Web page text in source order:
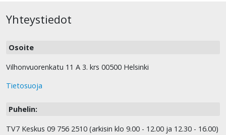
Yhteystiedot
Osoite
Vilhonvuorenkatu 11 A 3. krs 00500 Helsinki
Tietosuoja
Puhelin:
TV7 Keskus 09 756 2510 (arkisin klo 9.00 - 12.00 ja 12.30 - 16.00)